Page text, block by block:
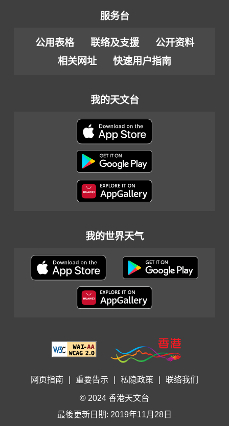
服务台
公用表格 联络及支援
公开资料
相关网址
快速用户指南
我的天文台
我的世界天气
网页指南 重要告示 私隐政策 联络我们
© 2024 香港天文台
最後更新日期: 2019年11月28日